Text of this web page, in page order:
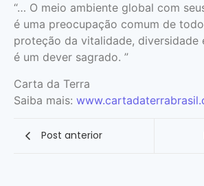
“… O meio ambiente global com
é uma preocupação comum de
proteção da vitalidade, diversidade
é um dever sagrado. ”
Carta da Terra
Saiba mais:
Post anterior